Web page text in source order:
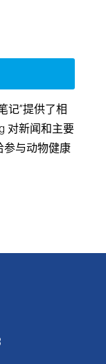
记”提供了相
对新闻和主要
参与动物健康